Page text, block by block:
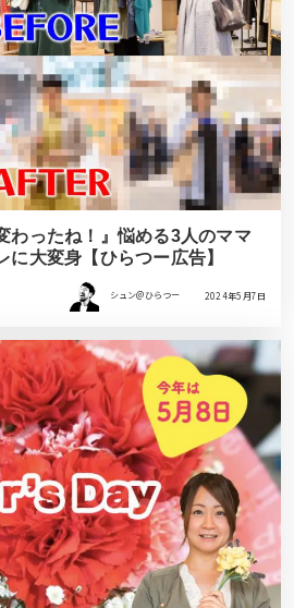
わったね！』悩める3人のママ
に大変身【ひらつー広告】
シュン@ひらつー 2024年5月7日